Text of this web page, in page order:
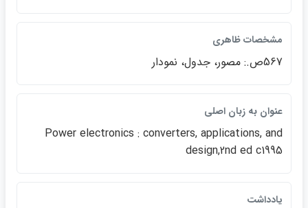
مشخصات ظاهري
567ص.: مصور، جدول، نمودار
عنوان به زبان اصلي
Power electronics : converters, applications, and
design,2nd ed c1995
يادداشت